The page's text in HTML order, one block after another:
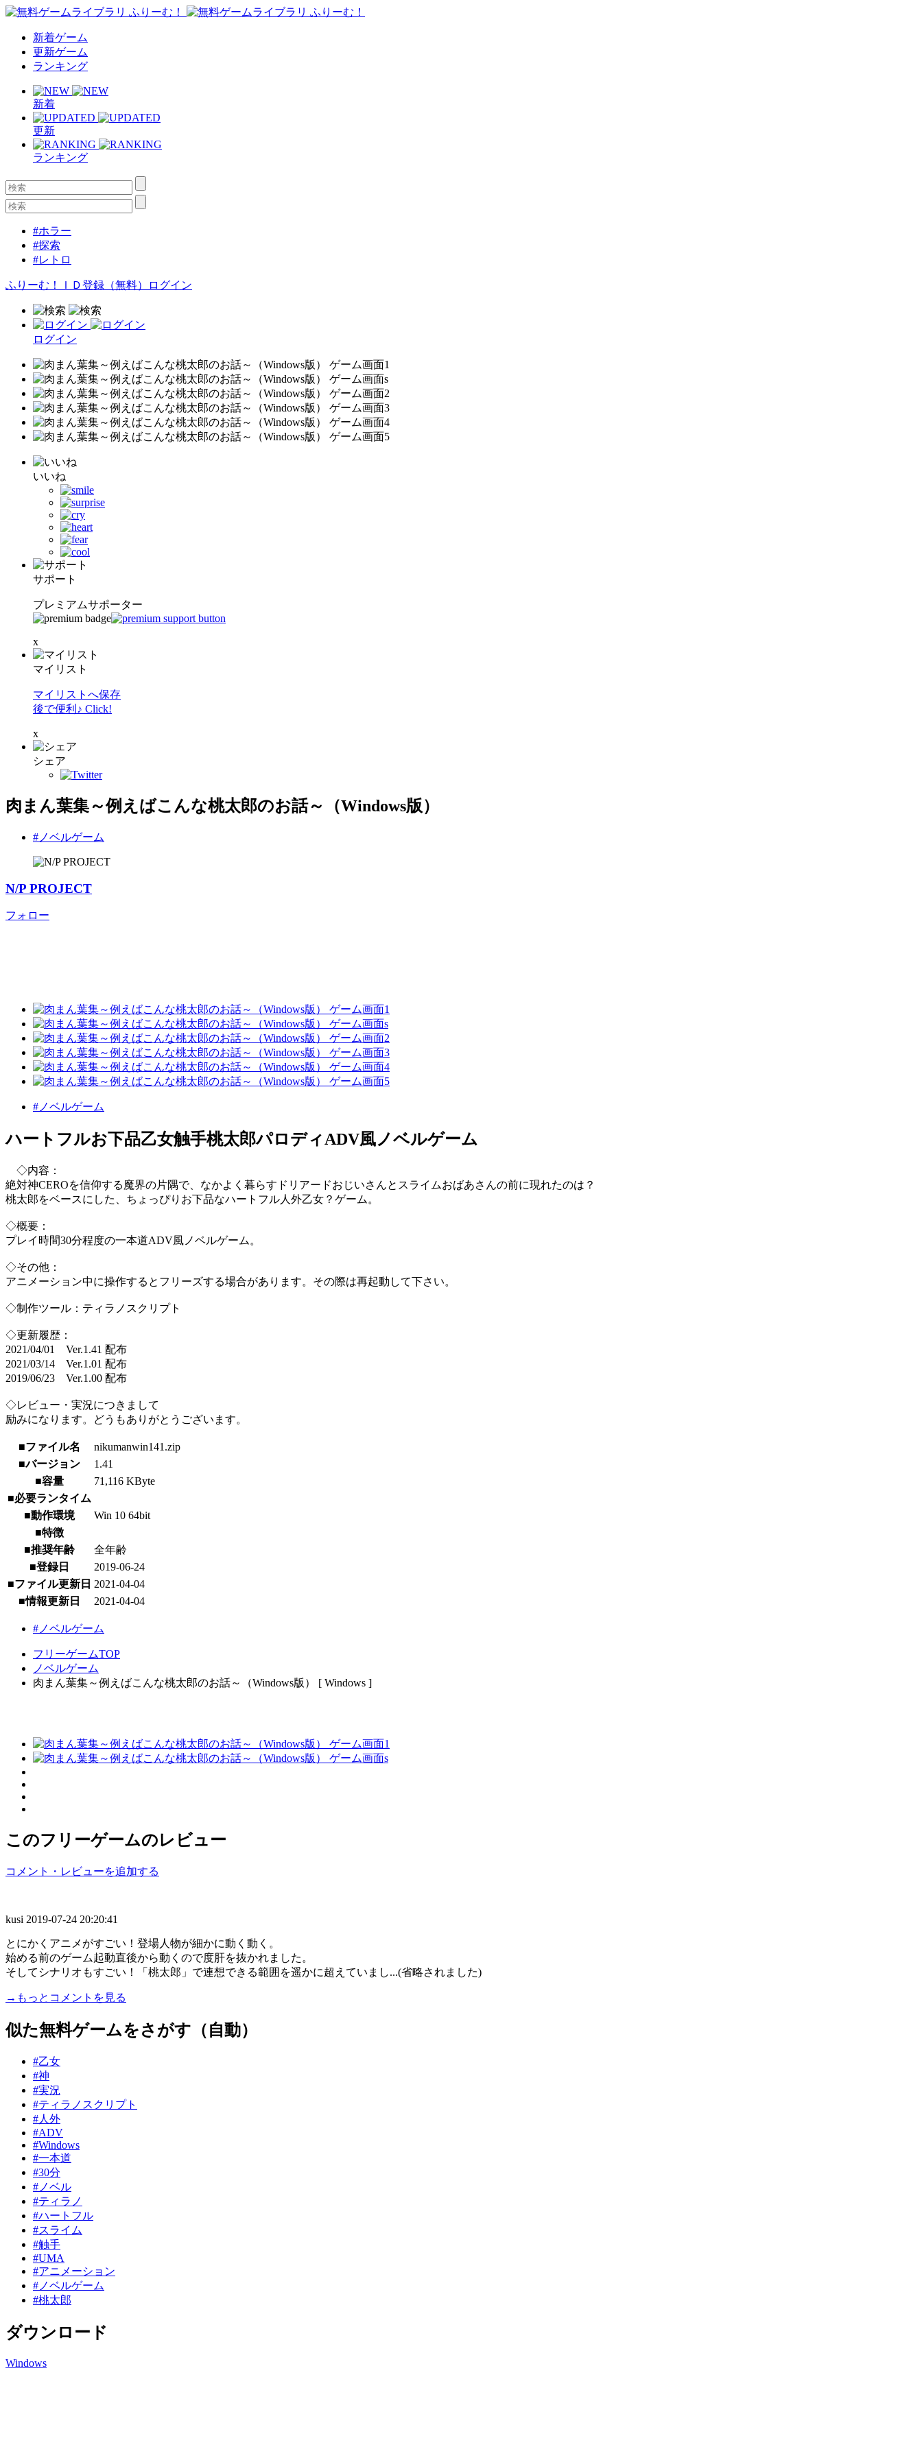
新着ゲーム
更新ゲーム
ランキング
新着
更新
ランキング
#ホラー
#探索
#レトロ
ふりーむ！ＩＤ登録（無料） ログイン
ログイン
いいね
サポート
プレミアムサポーター
x
マイリスト
マイリストへ保存
後で便利♪ Click!
x
シェア
肉まん葉集～例えばこんな桃太郎のお話～（Windows版）
#ノベルゲーム
N/P PROJECT
フォロー
#ノベルゲーム
ハートフルお下品乙女触手桃太郎パロディADV風ノベルゲーム
◇内容：
絶対神CEROを信仰する魔界の片隅で、なかよく暮らすドリアードおじいさんとスライムおばあさんの前に現れたのは？
桃太郎をベースにした、ちょっぴりお下品なハートフル人外乙女？ゲーム。
◇概要：
プレイ時間30分程度の一本道ADV風ノベルゲーム。
◇その他：
アニメーション中に操作するとフリーズする場合があります。その際は再起動して下さい。
◇制作ツール：ティラノスクリプト
◇更新履歴：
2021/04/01 Ver.1.41 配布
2021/03/14 Ver.1.01 配布
2019/06/23 Ver.1.00 配布
◇レビュー・実況につきまして
励みになります。どうもありがとうございます。
■ファイル名
nikumanwin141.zip
■バージョン
1.41
■容量
71,116 KByte
■必要ランタイム
■動作環境
Win 10 64bit
■特徴
■推奨年齢
全年齢
■登録日
2019-06-24
■ファイル更新日 2021-04-04
■情報更新日
2021-04-04
#ノベルゲーム
フリーゲームTOP
ノベルゲーム
肉まん葉集～例えばこんな桃太郎のお話～（Windows版） [ Windows ]
このフリーゲームのレビュー
コメント・レビューを追加する
kusi 2019-07-24 20:20:41
とにかくアニメがすごい！登場人物が細かに動く動く。
始める前のゲーム起動直後から動くので度肝を抜かれました。
そしてシナリオもすごい！「桃太郎」で連想できる範囲を遥かに超えていまし...(省略されました)
→もっとコメントを見る
似た無料ゲームをさがす（自動）
#乙女
#神
#実況
#ティラノスクリプト
#人外
#ADV
#Windows
#一本道
#30分
#ノベル
#ティラノ
#ハートフル
#スライム
#触手
#UMA
#アニメーション
#ノベルゲーム
#桃太郎
ダウンロード
Windows